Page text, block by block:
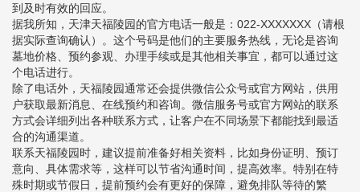
到及时有效的回应。
据我所知，天津天福陵园的官方电话一般是：022-XXXXXXX（请根
据实际查询确认）。这个号码是他们的主要服务热线，无论是咨询
墓地价格、预约参观、办理手续或是其他相关事宜，都可以通过这
个电话进行。
除了电话外，天福陵园通常还会提供微信公众号或官方网站，供用
户获取最新消息、在线预约和咨询。微信服务号或官方网站的联系
方式会详细列出各种联系方式，让客户在不同场景下都能找到最适
合的沟通渠道。
联系天福陵园时，建议提前准备好相关资料，比如身份证明、预订
意向、具体需求等，这样可以节省沟通时间，提高效率。特别在特
殊时期或节假日，提前预约会有更好的保障，避免排队等待的繁